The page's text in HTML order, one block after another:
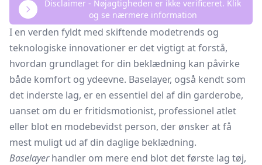
Disclaimer - Nøjagtigheden er ikke verificeret. Klik
og se nærmere information
I en verden fyldt med skiftende modetrends og
teknologiske innovationer er det vigtigt at forstå,
hvordan grundlaget for din beklædning kan påvirke
både komfort og ydeevne. Baselayer, også kendt som
det inderste lag, er en essentiel del af din garderobe,
uanset om du er fritidsmotionist, professionel atlet
eller blot en modebevidst person, der ønsker at få
mest muligt ud af din daglige beklædning.
Baselayerhandler om mere end blot det første lag tøj,